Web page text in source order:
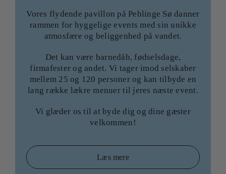
Vores flydende pavillon på Peblinge Sø danner
rammen for hyggelige events med sin unikke
atmosfære og beliggenhed på vandet.
Det kan være barnedåb, fødselsdage,
firmafester og andet. Vi tager imod selskaber
mellem 25 og 120 personer og kan tilbyde en
lang række lækre menuer til jeres næste event.
Vi glæder os til at byde dig og dine gæster
velkommen!
Læs mere